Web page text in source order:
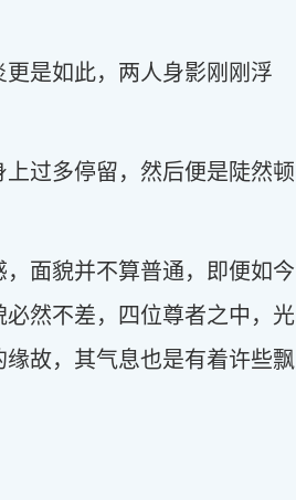
是如此，两人身影刚刚浮
过多停留，然后便是陡然顿
面貌并不算普通，即便如今
然不差，四位尊者之中，光
故，其气息也是有着许些飘